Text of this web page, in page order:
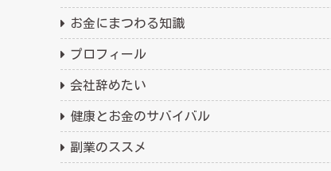
お金にまつわる知識
プロフィール
会社辞めたい
健康とお金のサバイバル
副業のススメ